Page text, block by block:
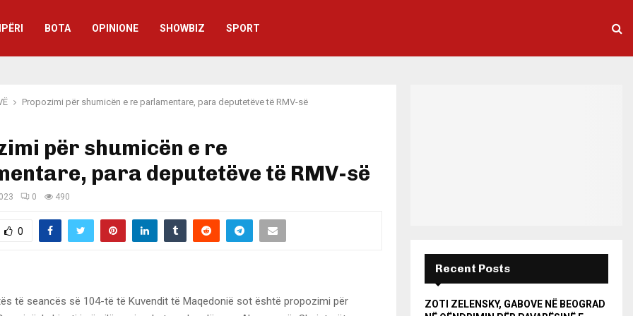
BOTA OPINIONE SHOWBIZ SPORT
Propozimi për shumicën e re parlamentare, para deputetëve të RMV-së
për shumicën e re
para deputetëve të RMV-së
0 490
0
të seancës së 104-të të Kuvendit të Maqedonië sot është propozimi për
Recent Posts
ZOTI ZELENSKY, GABOVE NË BEOGRAD